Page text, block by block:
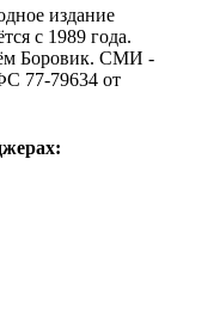
издание
с 1989 года.
Боровик. CМИ -
77-79634 от